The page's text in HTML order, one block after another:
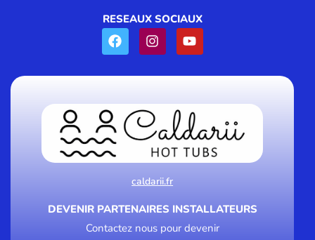
RESEAUX SOCIAUX
caldarii.fr
DEVENIR PARTENAIRES INSTALLATEURS
Contactez nous pour devenir